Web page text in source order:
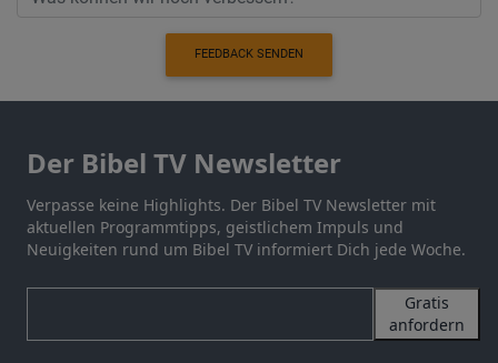
FEEDBACK SENDEN
Der Bibel TV Newsletter
Verpasse keine Highlights. Der Bibel TV Newsletter mit
aktuellen Programmtipps, geistlichem Impuls und
Neuigkeiten rund um Bibel TV informiert Dich jede Woche.
Gratis
anfordern